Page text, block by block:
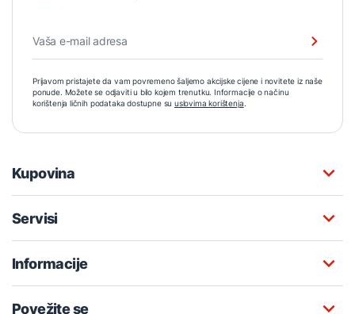
Prijavom pristajete da vam povremeno šaljemo akcijske cijene i novitete iz naše
ponude. Možete se odjaviti u bilo kojem trenutku. Informacije o načinu
korištenja ličnih podataka dostupne su uslovima korištenja.
Kupovina
Servisi
Informacije
Povežite se